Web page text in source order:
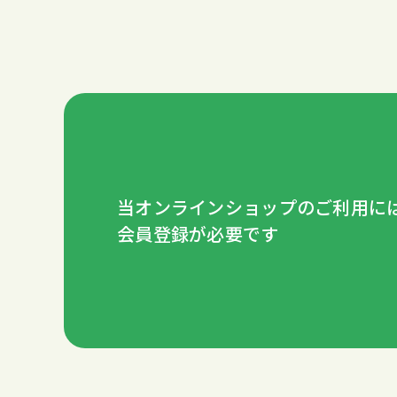
当オンラインショップのご利用に
会員登録が必要です